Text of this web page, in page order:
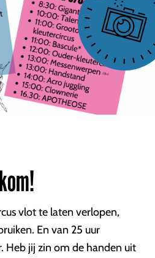
vlot te laten verlopen,
En van 25 uur
Heb jij zin om de handen uit